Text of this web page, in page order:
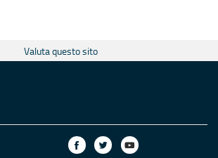
Valuta questo sito